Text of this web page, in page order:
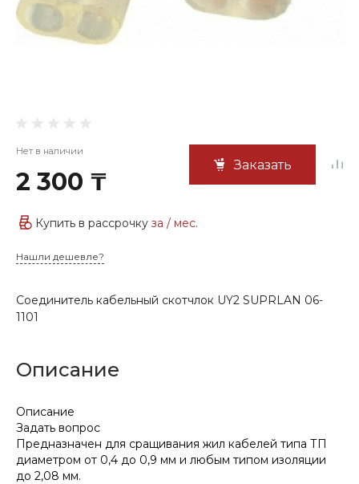
Нет в наличии
2 300 ₸
Заказать
Купить в рассрочку за / мес.
Нашли дешевле?
Соединитель кабельный скотчлок UY2 SUPRLAN 06-
1101
Описание
Описание
Задать вопрос
Предназначен для сращивания жил кабелей типа ТП
диаметром от 0,4 до 0,9 мм и любым типом изоляции
до 2,08 мм.